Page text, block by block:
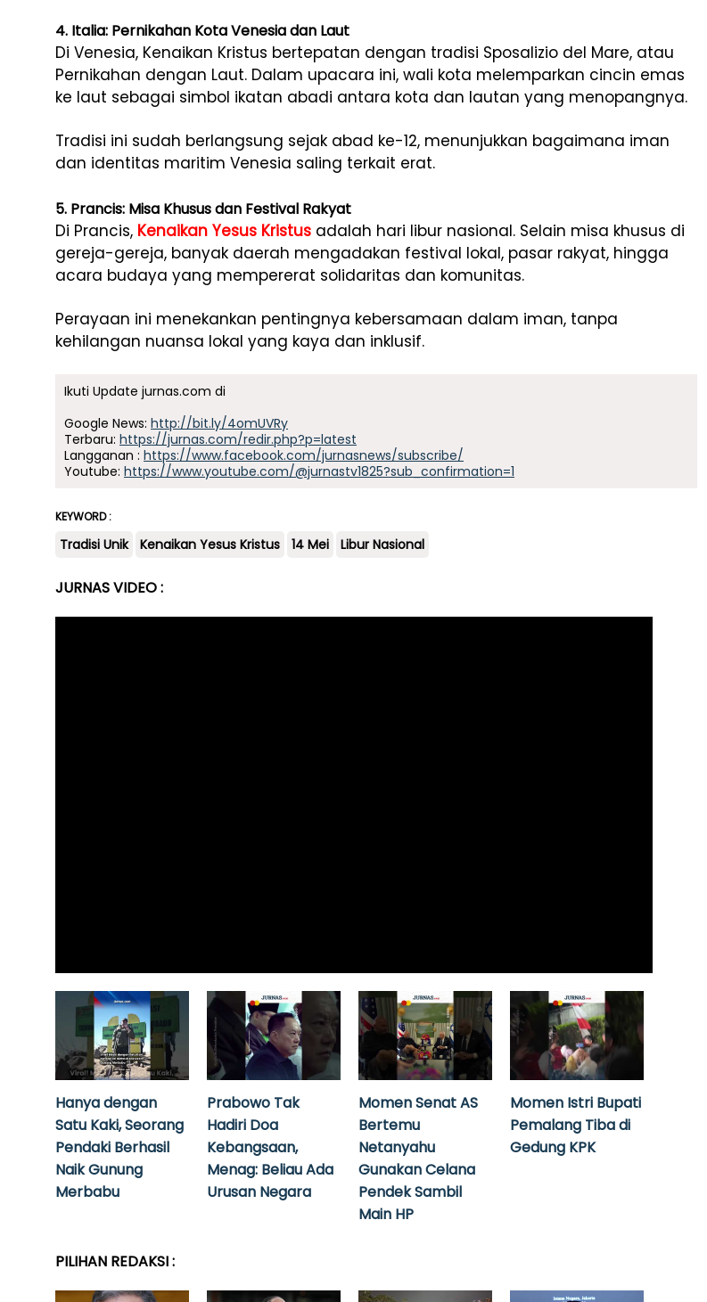
4. Italia: Pernikahan Kota Venesia dan Laut
Di Venesia, Kenaikan Kristus bertepatan dengan tradisi Sposalizio del Mare, atau
Pernikahan dengan Laut. Dalam upacara ini, wali kota melemparkan cincin emas
ke laut sebagai simbol ikatan abadi antara kota dan lautan yang menopangnya.
Tradisi ini sudah berlangsung sejak abad ke-12, menunjukkan bagaimana iman
dan identitas maritim Venesia saling terkait erat.
5. Prancis: Misa Khusus dan Festival Rakyat
Di Prancis, Kenaikan Yesus Kristus adalah hari libur nasional. Selain misa khusus di
gereja-gereja, banyak daerah mengadakan festival lokal, pasar rakyat, hingga
acara budaya yang mempererat solidaritas dan komunitas.
Perayaan ini menekankan pentingnya kebersamaan dalam iman, tanpa
kehilangan nuansa lokal yang kaya dan inklusif.
Ikuti Update jurnas.com di
Google News: http://bit.ly/4omUVRy
Terbaru: https://jurnas.com/redir.php?p=latest
Langganan : https://www.facebook.com/jurnasnews/subscribe/
Youtube: https://www.youtube.com/@jurnastv1825?sub_confirmation=1
KEYWORD :
Tradisi Unik Kenaikan Yesus Kristus 14 Mei Libur Nasional
JURNAS VIDEO :
Hanya dengan
Satu Kaki, Seorang
Pendaki Berhasil
Naik Gunung
Merbabu
Prabowo Tak
Hadiri Doa
Kebangsaan,
Menag: Beliau Ada
Urusan Negara
Momen Senat AS
Bertemu
Netanyahu
Gunakan Celana
Pendek Sambil
Main HP
Momen Istri Bupati
Pemalang Tiba di
Gedung KPK
PILIHAN REDAKSI :